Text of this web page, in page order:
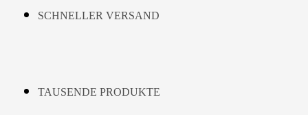
SCHNELLER VERSAND
TAUSENDE PRODUKTE